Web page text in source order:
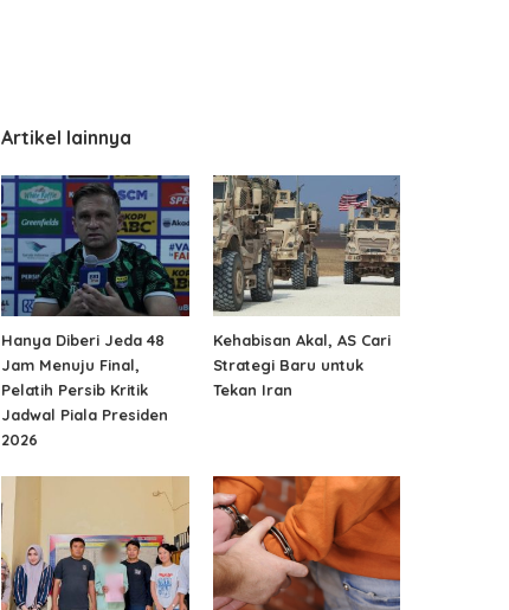
Artikel lainnya
Hanya Diberi Jeda 48
Jam Menuju Final,
Pelatih Persib Kritik
Jadwal Piala Presiden
2026
Kehabisan Akal, AS Cari
Strategi Baru untuk
Tekan Iran